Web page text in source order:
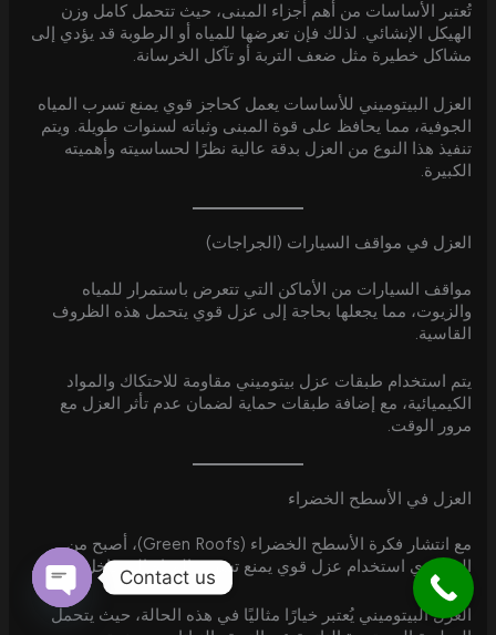
تُعتبر الأساسات من أهم أجزاء المبنى، حيث تتحمل كامل وزن
الهيكل الإنشائي. لذلك فإن تعرضها للمياه أو الرطوبة قد يؤدي إلى
مشاكل خطيرة مثل ضعف التربة أو تآكل الخرسانة.
العزل البيتوميني للأساسات يعمل كحاجز قوي يمنع تسرب المياه
الجوفية، مما يحافظ على قوة المبنى وثباته لسنوات طويلة. ويتم
تنفيذ هذا النوع من العزل بدقة عالية نظرًا لحساسيته وأهميته
الكبيرة.
العزل في مواقف السيارات (الجراجات)
مواقف السيارات من الأماكن التي تتعرض باستمرار للمياه
والزيوت، مما يجعلها بحاجة إلى عزل قوي يتحمل هذه الظروف
القاسية.
يتم استخدام طبقات عزل بيتوميني مقاومة للاحتكاك والمواد
الكيميائية، مع إضافة طبقات حماية لضمان عدم تأثر العزل مع
مرور الوقت.
العزل في الأسطح الخضراء
مع انتشار فكرة الأسطح الخضراء (Green Roofs)، أصبح من
الضروري استخدام عزل قوي يمنع تسرب المياه إلى داخل المبنى.
العزل البيتوميني يُعتبر خيارًا مثاليًا في هذه الحالة، حيث يتحمل
Contact us
Open
chaty